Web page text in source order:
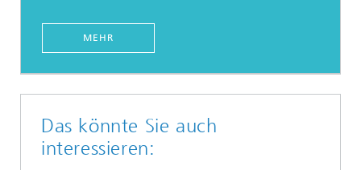
MEHR
Das könnte Sie auch
interessieren: